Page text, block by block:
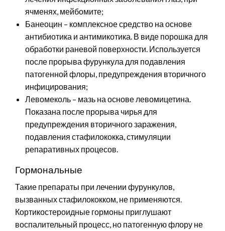
ячменях, мейбомите;
Банеоцин – комплексное средство на основе
антибиотика и антимикотика. В виде порошка для
обработки раневой поверхности. Используется
после прорыва фурункула для подавления
патогенной флоры, предупреждения вторичного
инфицирования;
Левомеколь – мазь на основе левомицетина.
Показана после прорыва чирья для
предупреждения вторичного заражения,
подавления стафилококка, стимуляции
репаративных процесов.
Гормональные
Такие препараты при лечении фурункулов,
вызванных стафилококком, не применяются.
Кортикостероидные гормоны приглушают
воспалительный процесс, но патогенную флору не